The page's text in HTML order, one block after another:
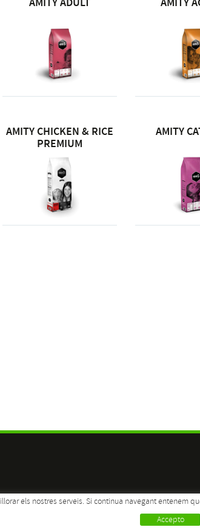
AMITY ADULT AMITY
AMITY CHICKEN & RICE
PREMIUM
AMITY
els nostres serveis. Si continua navegant entenem
Accepto